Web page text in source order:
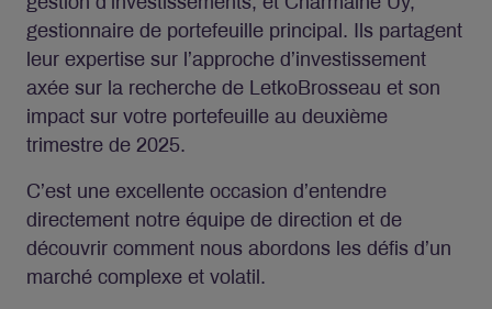
gestionnaire de portefeuille principal. Ils partagent
leur expertise sur l’approche d’investissement
axée sur la recherche de LetkoBrosseau et son
impact sur votre portefeuille au deuxième
trimestre de 2025.
C’est une excellente occasion d’entendre
directement notre équipe de direction et de
découvrir comment nous abordons les défis d’un
marché complexe et volatil.